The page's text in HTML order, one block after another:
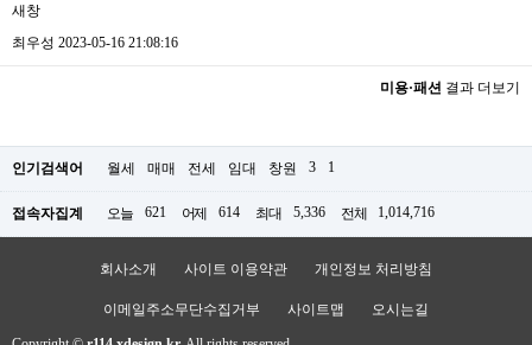
새창
최우성 2023-05-16 21:08:16
미용·패션 결과 더보기
인기검색어 월세 매매 전세 임대 창원 3 1
접속자집계 오늘 621 어제 614 최대 5,336 전체 1,014,716
회사소개 사이트 이용약관 개인정보 처리방침
이메일주소무단수집거부 사이트맵 오시는길